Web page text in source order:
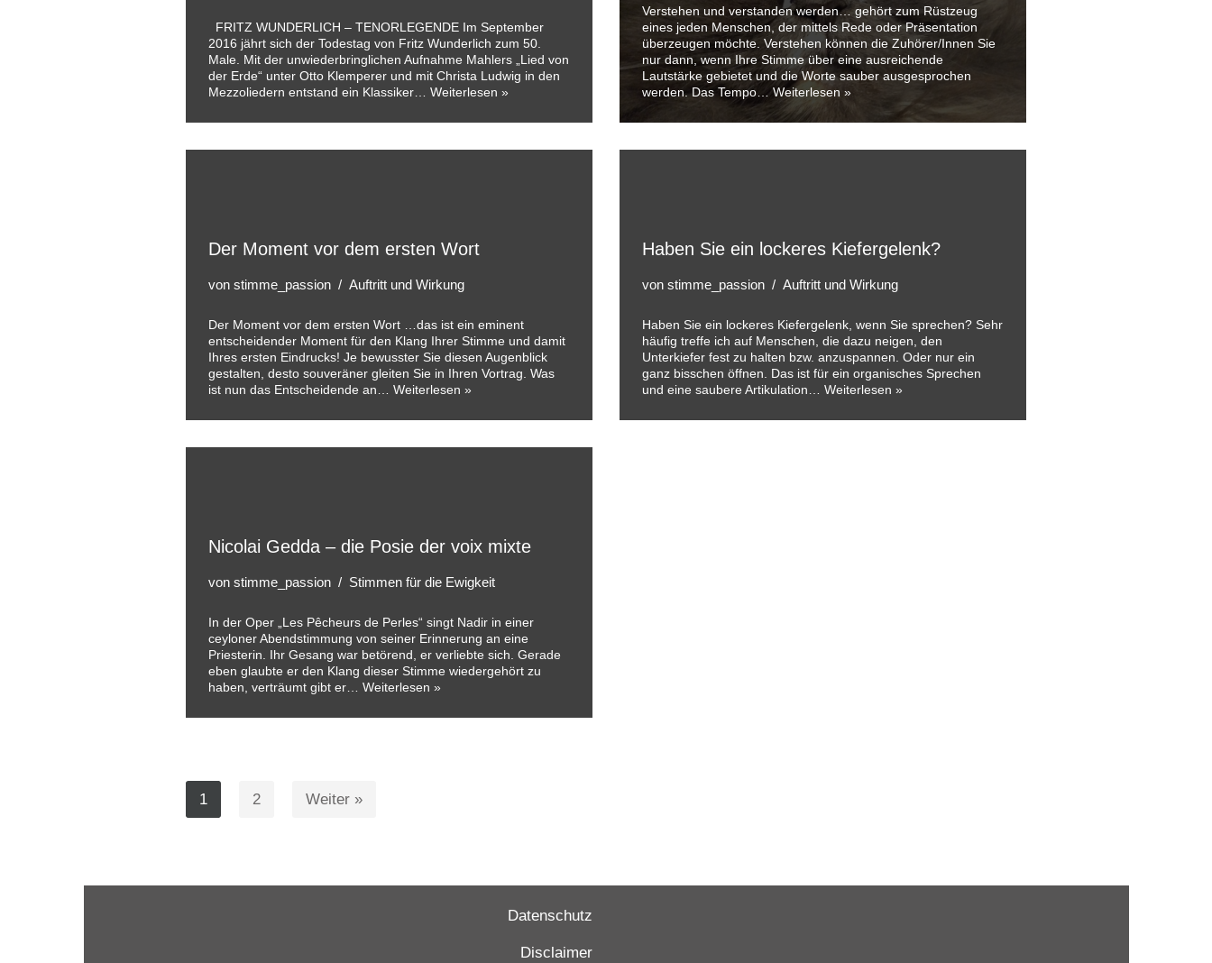
FRITZ WUNDERLICH – TENORLEGENDE Im September
2016 jährt sich der Todestag von Fritz Wunderlich zum 50.
Male. Mit der unwiederbringlichen Aufnahme Mahlers „Lied von
der Erde“ unter Otto Klemperer und mit Christa Ludwig in den
Mezzoliedern entstand ein Klassiker…Weiterlesen »
Verstehen und verstanden werden… gehört zum Rüstzeug
eines jeden Menschen, der mittels Rede oder Präsentation
überzeugen möchte. Verstehen können die Zuhörer/Innen Sie
nur dann, wenn Ihre Stimme über eine ausreichende
Lautstärke gebietet und die Worte sauber ausgesprochen
werden. Das Tempo… Weiterlesen »
Der Moment vor dem ersten Wort
vonstimme_passion Auftritt und Wirkung
Der Moment vor dem ersten Wort …das ist ein eminent
entscheidender Moment für den Klang Ihrer Stimme und damit
Ihres ersten Eindrucks! Je bewusster Sie diesen Augenblick
gestalten, desto souveräner gleiten Sie in Ihren Vortrag. Was
ist nun das Entscheidende an…Weiterlesen »
Haben Sie ein lockeres Kiefergelenk?
von stimme_passion Auftritt und Wirkung
Haben Sie ein lockeres Kiefergelenk, wenn Sie sprechen? Sehr
häufig treffe ich auf Menschen, die dazu neigen, den
Unterkiefer fest zu halten bzw. anzuspannen. Oder nur ein
ganz bisschen öffnen. Das ist für ein organisches Sprechen
und eine saubere Artikulation… Weiterlesen »
Nicolai Gedda – die Posie der voix mixte
vonstimme_passion Stimmen für die Ewigkeit
In der Oper „Les Pêcheurs de Perles“ singt Nadir in einer
ceyloner Abendstimmung von seiner Erinnerung an eine
Priesterin. Ihr Gesang war betörend, er verliebte sich. Gerade
eben glaubte er den Klang dieser Stimme wiedergehört zu
haben, verträumt gibt er…Weiterlesen »
1 2 Weiter »
Datenschutz
Disclaimer